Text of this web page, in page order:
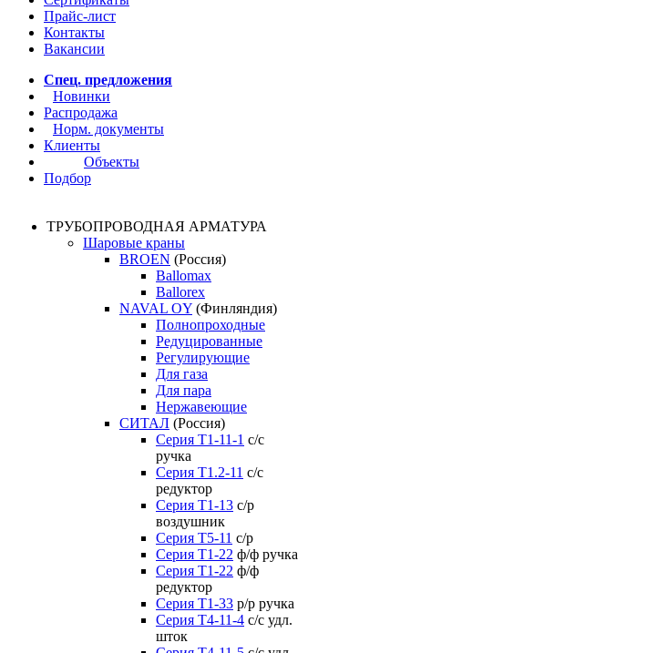
Прайс-лист
Контакты
Вакансии
Спец. предложения
Новинки
Распродажа
Норм. документы
Клиенты
Объекты
Подбор
ТРУБОПРОВОДНАЯ АРМАТУРА
Шаровые краны
BROEN (Россия)
Ballomax
Ballorex
NAVAL OY (Финляндия)
Полнопроходные
Редуцированные
Регулирующие
Для газа
Для пара
Нержавеющие
СИТАЛ (Россия)
Серия Т1-11-1 с/с
ручка
Серия Т1.2-11 с/с
редуктор
Серия Т1-13 с/р
воздушник
Серия T5-11 с/р
Серия Т1-22 ф/ф ручка
Серия Т1-22 ф/ф
редуктор
Серия T1-33 р/р ручка
Серия Т4-11-4 с/с удл.
шток